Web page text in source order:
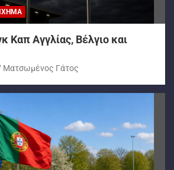
Καπ Αγγλίας, Βέλγιο και
Ματσωμένος Γάτος